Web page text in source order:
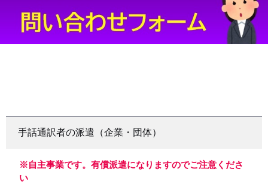
手話通訳者の派遣（企業・団体）
※自主事業です。有償派遣になりますのでご注意くださ
い